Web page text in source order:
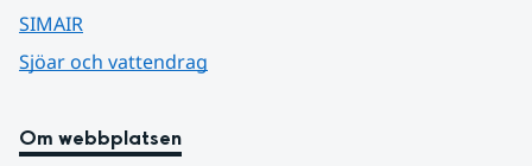
SIMAIR
Sjöar och vattendrag
Om webbplatsen